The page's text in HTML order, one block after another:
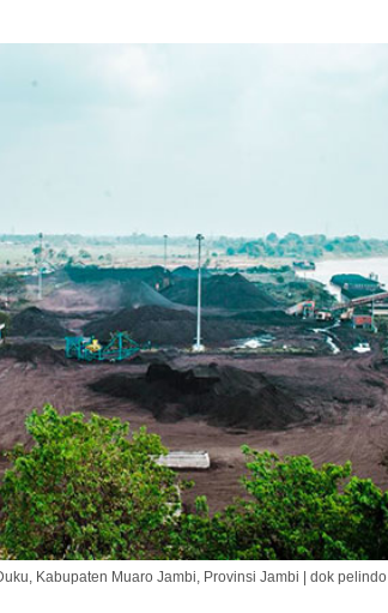
Kabupaten Muaro Jambi, Provinsi Jambi | dok pelindo